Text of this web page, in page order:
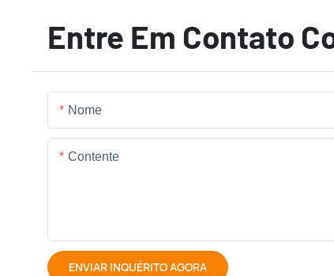
Entre Em Contato
Nome
Contente
ENVIAR INQUÉRITO AGORA